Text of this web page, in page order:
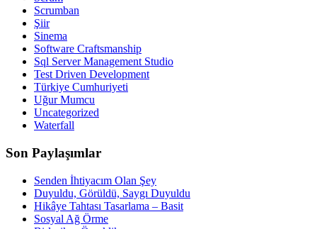
Scrumban
Şiir
Sinema
Software Craftsmanship
Sql Server Management Studio
Test Driven Development
Türkiye Cumhuriyeti
Uğur Mumcu
Uncategorized
Waterfall
Son Paylaşımlar
Senden İhtiyacım Olan Şey
Duyuldu, Görüldü, Saygı Duyuldu
Hikâye Tahtası Tasarlama – Basit
Sosyal Ağ Örme